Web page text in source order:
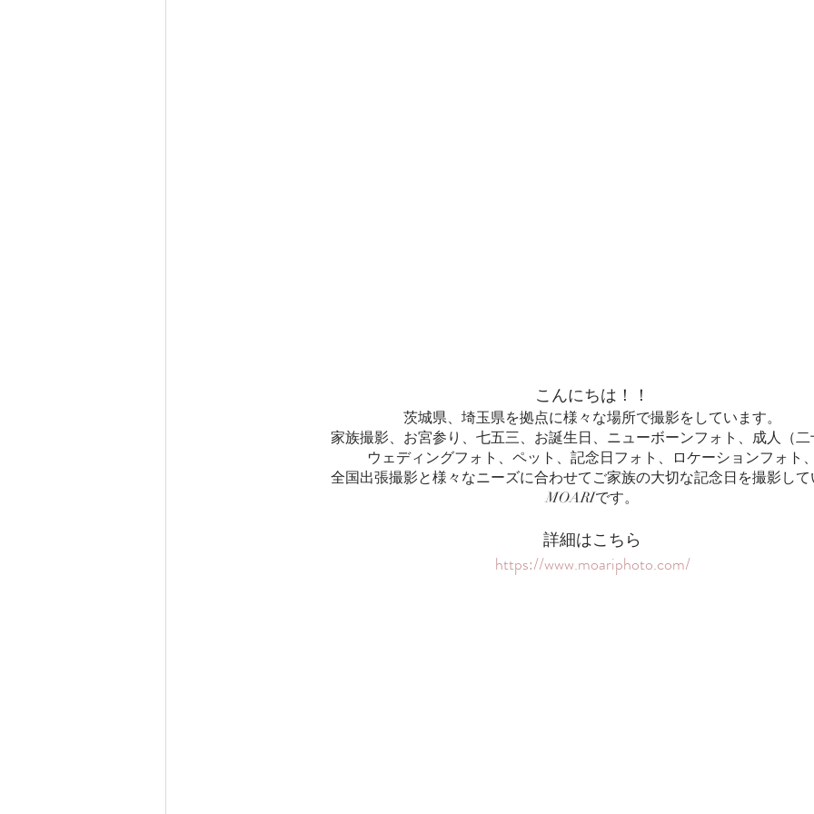
こんにちは！！
茨城県、埼玉県を拠点に様々な場所で撮影をしています。
家族撮影、お宮参り、七五三、お誕生日、ニューボーンフォト、成人（二
ウェディングフォト、ペット、記念日フォト、ロケーションフォト、​
全国出張撮影と様々なニーズに合わせてご家族の大切な記念日を撮影して
MOARIです。
詳細はこちら
https://www.moariphoto.com/